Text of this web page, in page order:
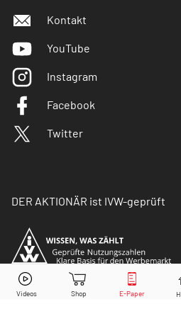
Volkswagen Vz. Aktie jetzt handeln?
Kontakt
YouTube
Instagram
Facebook
Twitter
DER AKTIONÄR ist IVW-geprüft